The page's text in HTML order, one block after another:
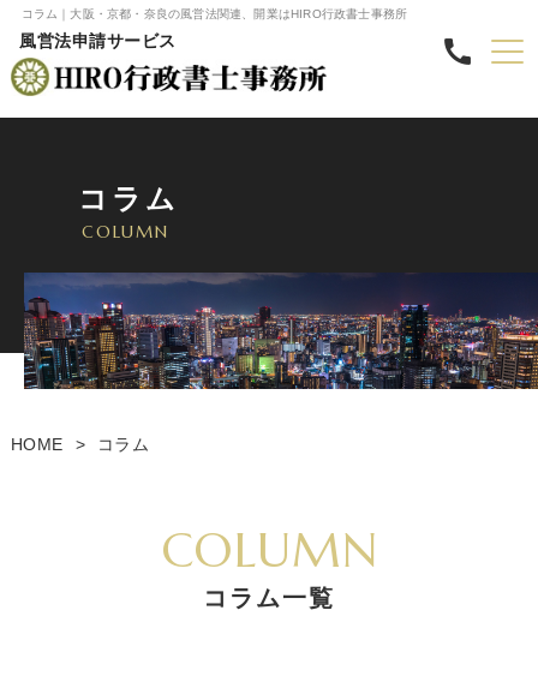
コラム｜大阪・京都・奈良の風営法関連、開業はHIRO行政書士事務所
風営法申請サービス
コラム
COLUMN
HOME コラム
COLUMN
コラム一覧